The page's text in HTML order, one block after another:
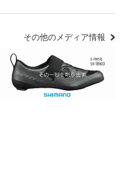
その他のメディア情報